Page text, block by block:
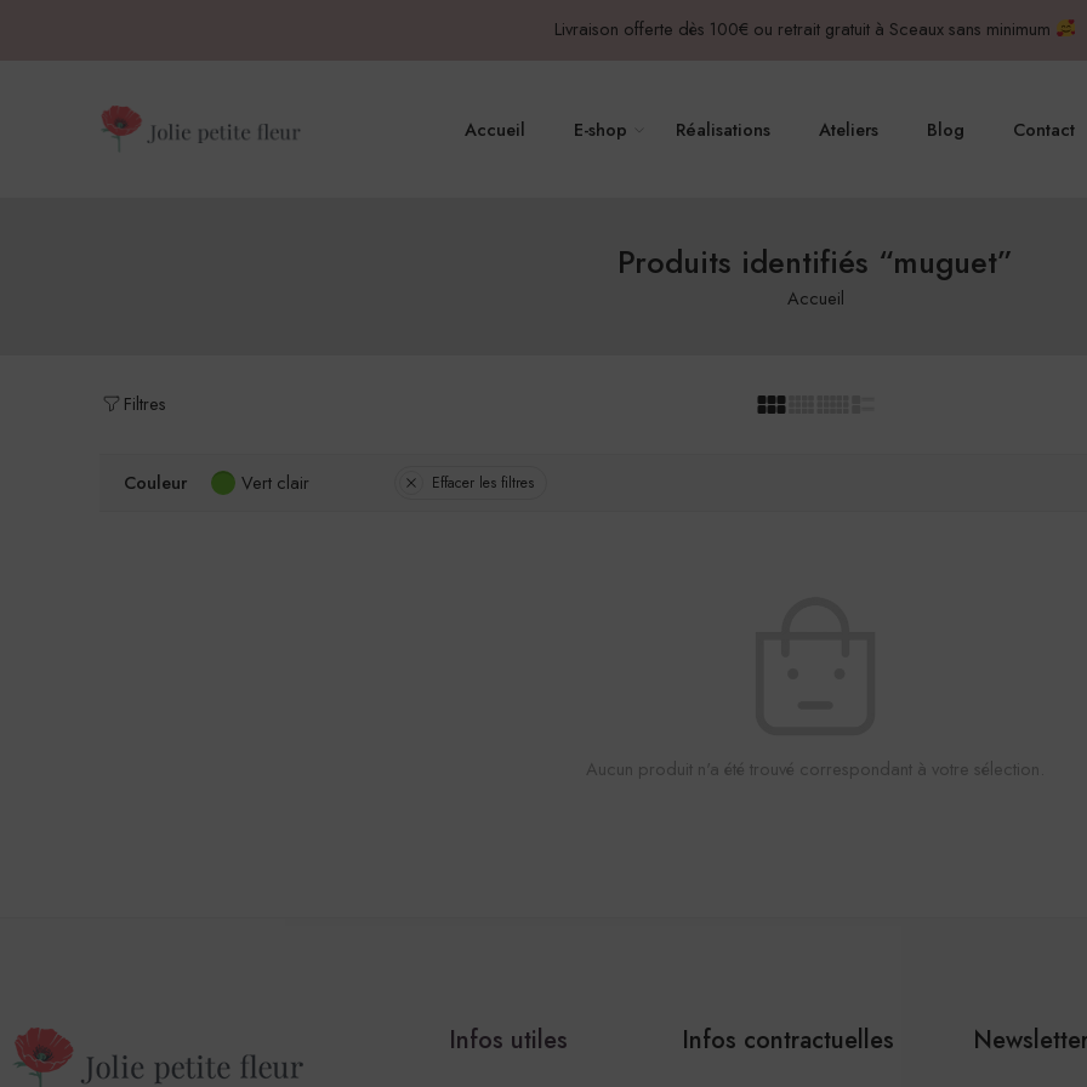
Livraison offerte dès 100€ ou retrait gratuit à Sceaux sans minimum
Accueil E-shop Réalisations Ateliers Blog Contact
Produits identifiés “muguet”
Accueil
Filtres
Couleur Vert clair Effacer les filtres
Aucun produit n'a été trouvé correspondant à votre sélection.
Infos utiles Infos contractuelles